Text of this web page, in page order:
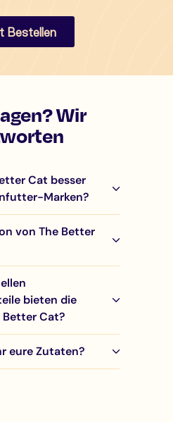
Bestellen
Wir
Cat besser
Marken?
von The Better
bieten die
Cat?
eure Zutaten?